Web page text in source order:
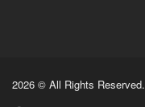
2026 © All Rights Reserved.